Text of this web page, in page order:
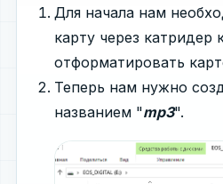
Для начала нам
карту через катридер
отформатировать
Теперь нам нужно
названием "mp3".